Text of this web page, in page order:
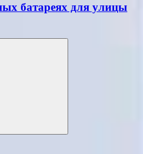
батареях для улицы